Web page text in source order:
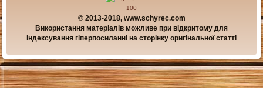
© 2013-2018, www.schyrec.com
Використання матеріалів можливе при відкритому для
індексування гіперпосиланні на сторінку оригінальної статті